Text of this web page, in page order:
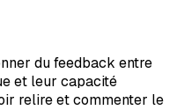
du feedback entre
et leur capacité
relire et commenter le